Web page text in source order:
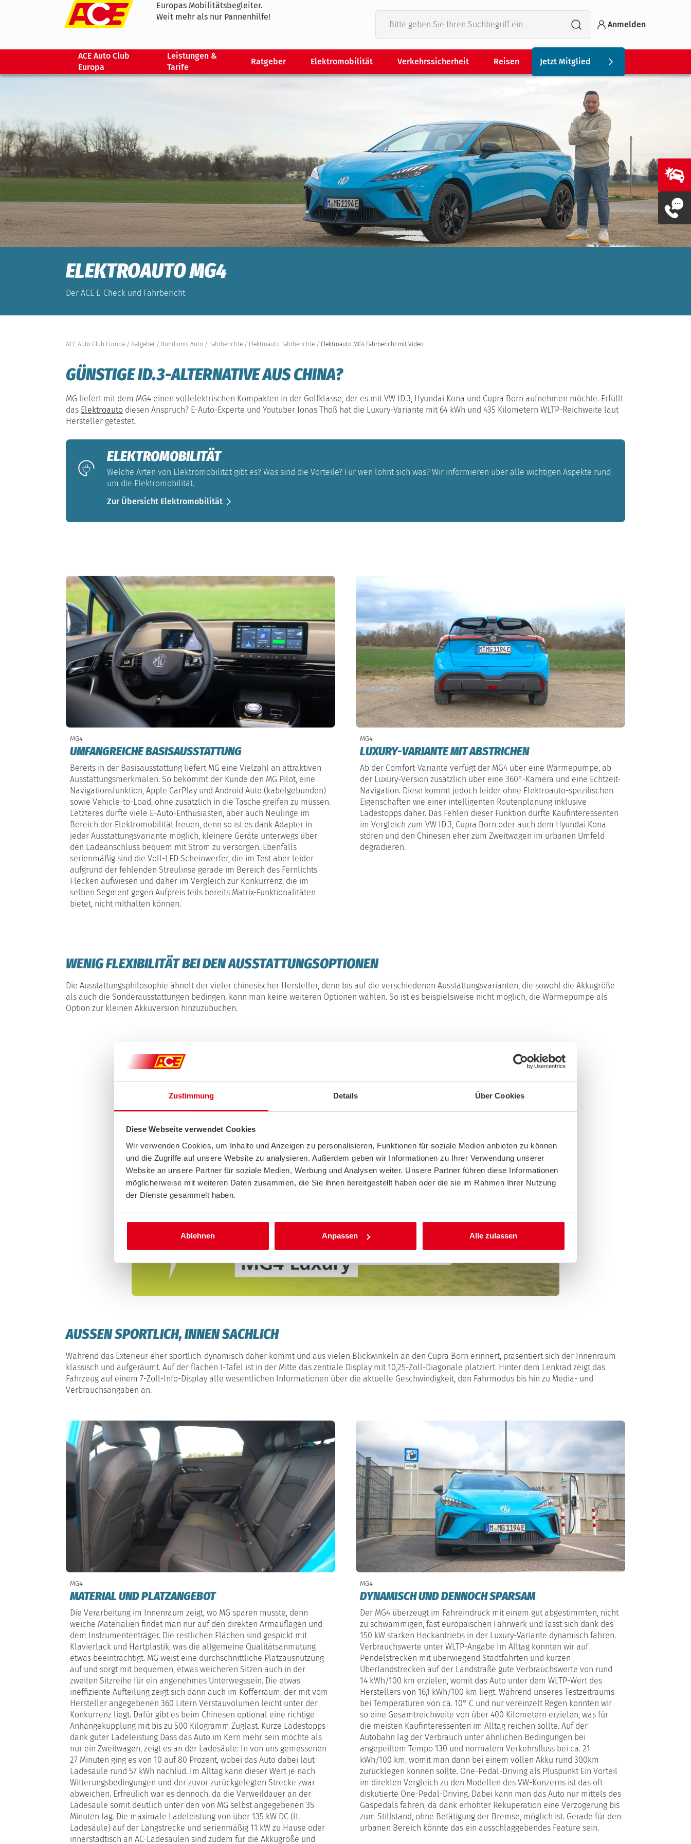
Zustimmung Details Über Cookies
Diese Webseite verwendet Cookies
Wir verwenden Cookies, um Inhalte und Anzeigen zu personalisieren, Funktionen für soziale Medien anbieten zu können
und die Zugriffe auf unsere Website zu analysieren. Außerdem geben wir Informationen zu Ihrer Verwendung unserer
Website an unsere Partner für soziale Medien, Werbung und Analysen weiter. Unsere Partner führen diese Informationen
möglicherweise mit weiteren Daten zusammen, die Sie ihnen bereitgestellt haben oder die sie im Rahmen Ihrer Nutzung
der Dienste gesammelt haben.
Ablehnen Anpassen Alle zulassen
Europas Mobilitätsbegleiter.
Weit mehr als nur Pannenhilfe!
Anmelden
ACE Auto Club
Europa
Leistungen &
Tarife
Ratgeber Elektromobilität Verkehrssicherheit Reisen Jetzt Mitglied
ELEKTROAUTO MG4
Der ACE E-Check und Fahrbericht
ACE Auto Club Europa Ratgeber Rund ums Auto Fahrberichte Elektroauto Fahrberichte Elektroauto MG4 Fahrbericht mit Video
GÜNSTIGE ID.3-ALTERNATIVE AUS CHINA?
MG liefert mit dem MG4 einen vollelektrischen Kompakten in der Golfklasse, der es mit VW ID.3, Hyundai Kona und Cupra Born aufnehmen möchte. Erfüllt
das Elektroauto diesen Anspruch? E-Auto-Experte und Youtuber Jonas Thoß hat die Luxury-Variante mit 64 kWh und 435 Kilometern WLTP-Reichweite laut
Hersteller getestet.
ELEKTROMOBILITÄT
Welche Arten von Elektromobilität gibt es? Was sind die Vorteile? Für wen lohnt sich was? Wir informieren über alle wichtigen Aspekte rund
um die Elektromobilität.
Zur Übersicht Elektromobilität
MG4
UMFANGREICHE BASISAUSSTATTUNG
Bereits in der Basisausstattung liefert MG eine Vielzahl an attraktiven
Ausstattungsmerkmalen. So bekommt der Kunde den MG Pilot, eine
Navigationsfunktion, Apple CarPlay und Android Auto (kabelgebunden)
sowie Vehicle-to-Load, ohne zusätzlich in die Tasche greifen zu müssen.
Letzteres dürfte viele E-Auto-Enthusiasten, aber auch Neulinge im
Bereich der Elektromobilität freuen, denn so ist es dank Adapter in
jeder Ausstattungsvariante möglich, kleinere Geräte unterwegs über
den Ladeanschluss bequem mit Strom zu versorgen. Ebenfalls
serienmäßig sind die Voll-LED Scheinwerfer, die im Test aber leider
aufgrund der fehlenden Streulinse gerade im Bereich des Fernlichts
Flecken aufwiesen und daher im Vergleich zur Konkurrenz, die im
selben Segment gegen Aufpreis teils bereits Matrix-Funktionalitäten
bietet, nicht mithalten können.
MG4
LUXURY-VARIANTE MIT ABSTRICHEN
Ab der Comfort-Variante verfügt der MG4 über eine Wärmepumpe, ab
der Luxury-Version zusätzlich über eine 360°-Kamera und eine Echtzeit-
Navigation. Diese kommt jedoch leider ohne Elektroauto-spezifischen
Eigenschaften wie einer intelligenten Routenplanung inklusive
Ladestopps daher. Das Fehlen dieser Funktion dürfte Kaufinteressenten
im Vergleich zum VW ID.3, Cupra Born oder auch dem Hyundai Kona
stören und den Chinesen eher zum Zweitwagen im urbanen Umfeld
degradieren.
WENIG FLEXIBILITÄT BEI DEN AUSSTATTUNGSOPTIONEN
Die Ausstattungsphilosophie ähnelt der vieler chinesischer Hersteller, denn bis auf die verschiedenen Ausstattungsvarianten, die sowohl die Akkugröße
als auch die Sonderausstattungen bedingen, kann man keine weiteren Optionen wählen. So ist es beispielsweise nicht möglich, die Wärmepumpe als
Option zur kleinen Akkuversion hinzuzubuchen.
ZULASSEN
Zur Anzeige dieses Videos ist Ihre
Zustimmung zur Nutzung externer Inhalte
erforderlich. Mit Ihrer Einwilligung aktivieren
AUSSEN SPORTLICH, INNEN SACHLICH
Während das Exterieur eher sportlich-dynamisch daher kommt und aus vielen Blickwinkeln an den Cupra Born erinnert, präsentiert sich der Innenraum
klassisch und aufgeräumt. Auf der flachen I-Tafel ist in der Mitte das zentrale Display mit 10,25-Zoll-Diagonale platziert. Hinter dem Lenkrad zeigt das
Fahrzeug auf einem 7-Zoll-Info-Display alle wesentlichen Informationen über die aktuelle Geschwindigkeit, den Fahrmodus bis hin zu Media- und
Verbrauchsangaben an.
MG4
MATERIAL UND PLATZANGEBOT
Die Verarbeitung im Innenraum zeigt, wo MG sparen musste, denn
weiche Materialien findet man nur auf den direkten Armauflagen und
dem Instrumententräger. Die restlichen Flächen sind gespickt mit
Klavierlack und Hartplastik, was die allgemeine Qualitätsanmutung
etwas beeinträchtigt. MG weist eine durchschnittliche Platzausnutzung
auf und sorgt mit bequemen, etwas weicheren Sitzen auch in der
zweiten Sitzreihe für ein angenehmes Unterwegssein. Die etwas
ineffiziente Aufteilung zeigt sich dann auch im Kofferraum, der mit vom
Hersteller angegebenen 360 Litern Verstauvolumen leicht unter der
Konkurrenz liegt. Dafür gibt es beim Chinesen optional eine richtige
Anhängekupplung mit bis zu 500 Kilogramm Zuglast. Kurze Ladestopps
dank guter Ladeleistung Dass das Auto im Kern mehr sein möchte als
nur ein Zweitwagen, zeigt es an der Ladesäule: In von uns gemessenen
27 Minuten ging es von 10 auf 80 Prozent, wobei das Auto dabei laut
Ladesäule rund 57 kWh nachlud. Im Alltag kann dieser Wert je nach
Witterungsbedingungen und der zuvor zurückgelegten Strecke zwar
abweichen. Erfreulich war es dennoch, da die Verweildauer an der
Ladesäule somit deutlich unter den von MG selbst angegebenen 35
Minuten lag. Die maximale Ladeleistung von über 135 kW DC (lt.
Ladesäule) auf der Langstrecke und serienmäßig 11 kW zu Hause oder
innerstädtisch an AC-Ladesäulen sind zudem für die Akkugröße und
MG4
DYNAMISCH UND DENNOCH SPARSAM
Der MG4 überzeugt im Fahreindruck mit einem gut abgestimmten, nicht
zu schwammigen, fast europäischen Fahrwerk und lässt sich dank des
150 kW starken Heckantriebs in der Luxury-Variante dynamisch fahren.
Verbrauchswerte unter WLTP-Angabe Im Alltag konnten wir auf
Pendelstrecken mit überwiegend Stadtfahrten und kurzen
Überlandstrecken auf der Landstraße gute Verbrauchswerte von rund
14 kWh/100 km erzielen, womit das Auto unter dem WLTP-Wert des
Herstellers von 16,1 kWh/100 km liegt. Während unseres Testzeitraums
bei Temperaturen von ca. 10° C und nur vereinzelt Regen konnten wir
so eine Gesamtreichweite von über 400 Kilometern erzielen, was für
die meisten Kaufinteressenten im Alltag reichen sollte. Auf der
Autobahn lag der Verbrauch unter ähnlichen Bedingungen bei
angepeiltem Tempo 130 und normalem Verkehrsfluss bei ca. 21
kWh/100 km, womit man dann bei einem vollen Akku rund 300km
zurücklegen können sollte. One-Pedal-Driving als Pluspunkt Ein Vorteil
im direkten Vergleich zu den Modellen des VW-Konzerns ist das oft
diskutierte One-Pedal-Driving. Dabei kann man das Auto nur mittels des
Gaspedals fahren, da dank erhöhter Rekuperation eine Verzögerung bis
zum Stillstand, ohne Betätigung der Bremse, möglich ist. Gerade für den
urbanen Bereich könnte das ein ausschlaggebendes Feature sein.